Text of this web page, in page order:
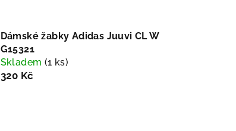
Dámské žabky Adidas Juuvi CL W
G15321
Skladem (1 ks)
320 Kč